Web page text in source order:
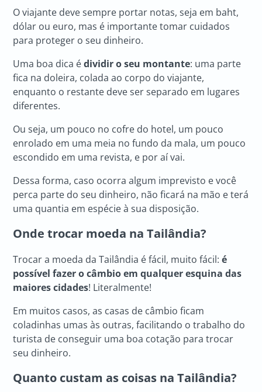
O viajante deve sempre portar notas, seja em baht,
dólar ou euro, mas é importante tomar cuidados
para proteger o seu dinheiro.
Uma boa dica édividir o seu montante: uma parte
fica na doleira, colada ao corpo do viajante,
enquanto o restante deve ser separado em lugares
diferentes.
Ou seja, um pouco no cofre do hotel, um pouco
enrolado em uma meia no fundo da mala, um pouco
escondido em uma revista, e por aí vai.
Dessa forma, caso ocorra algum imprevisto e você
perca parte do seu dinheiro, não ficará na mão e terá
uma quantia em espécie à sua disposição.
Onde trocar moeda na Tailândia?
Trocar a moeda da Tailândia é fácil, muito fácil: é
possível fazer o câmbio em qualquer esquina das
maiores cidades! Literalmente!
Em muitos casos, as casas de câmbio ficam
coladinhas umas às outras, facilitando o trabalho do
turista de conseguir uma boa cotação para trocar
seu dinheiro.
Quanto custam as coisas na Tailândia?